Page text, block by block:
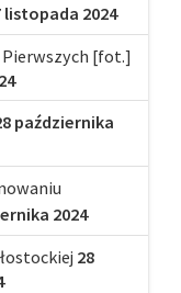
listopada 2024
[fot.]
października
2024
28